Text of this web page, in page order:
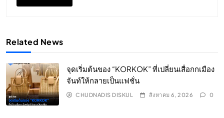
Related News
จุดเริ่มต้นของ “KORKOK” ที่เปลี่ยนเสื่อกกเมือง
จันท์ให้กลายเป็นแฟชั่น
CHUDNADIS DISKUL สิงหาคม 6, 2026 0